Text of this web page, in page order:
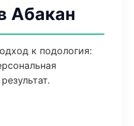
Абакан
к подология: